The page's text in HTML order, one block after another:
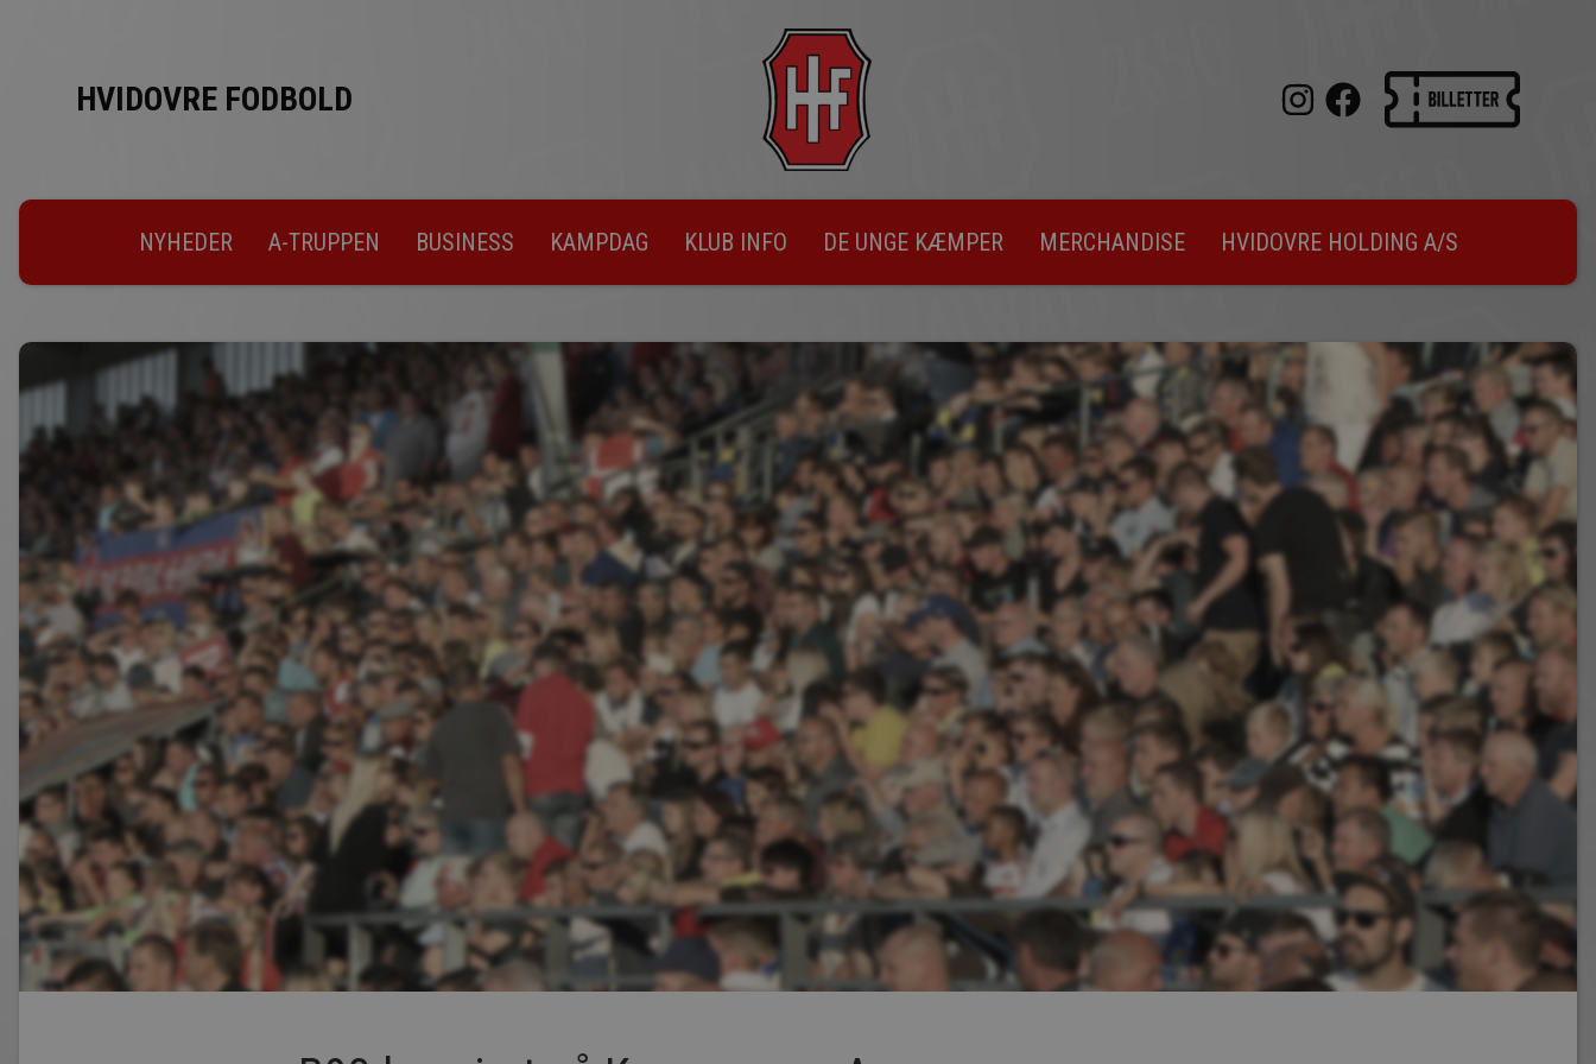
HVIDOVRE FODBOLD
NYHEDER A-TRUPPEN BUSINESS KAMPDAG KLUB INFO DE UNGE KÆMPER MERCHANDISE HVIDOVRE HOLDING A/S